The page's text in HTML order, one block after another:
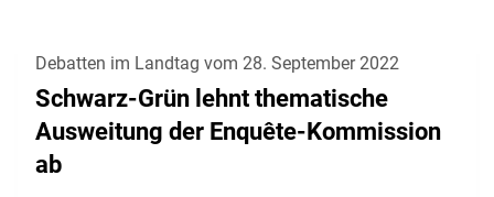
Debatten im Landtag vom 28. September 2022
Schwarz-Grün lehnt thematische
Ausweitung der Enquête-Kommission
ab